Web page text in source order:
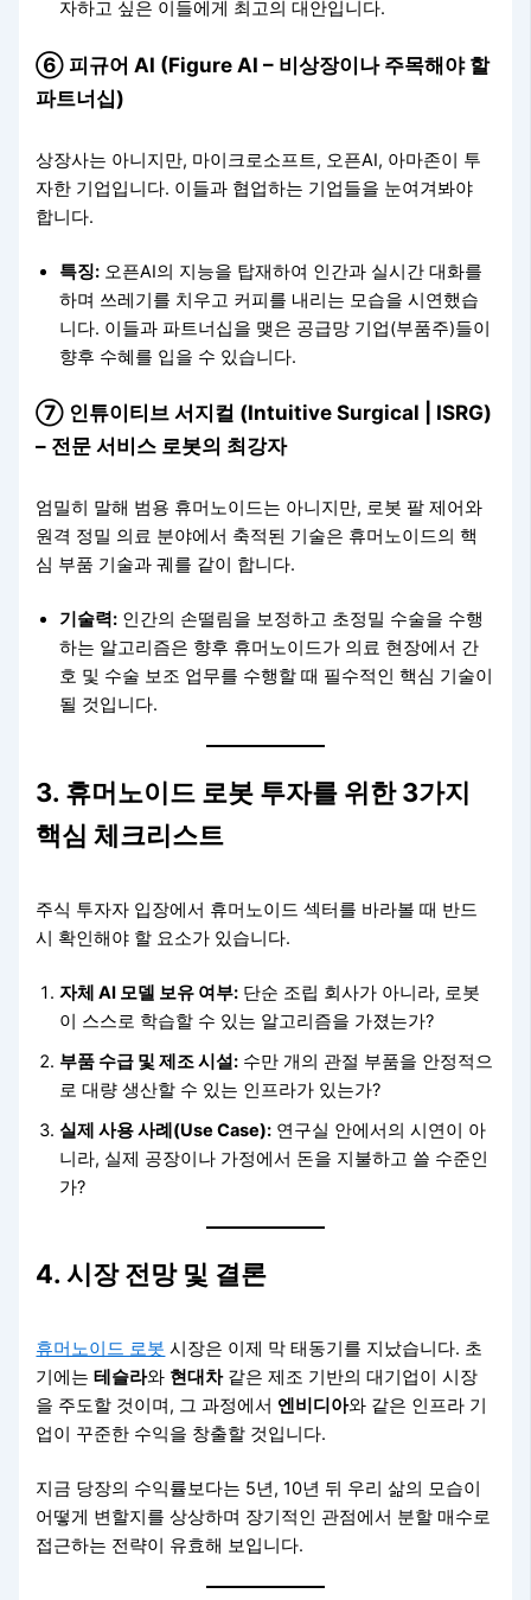
자하고 싶은 이들에게 최고의 대안입니다.
⑥ 피규어 AI (Figure AI – 비상장이나 주목해야 할
파트너십)
상장사는 아니지만, 마이크로소프트, 오픈AI, 아마존이 투
자한 기업입니다. 이들과 협업하는 기업들을 눈여겨봐야
합니다.
특징: 오픈AI의 지능을 탑재하여 인간과 실시간 대화를
하며 쓰레기를 치우고 커피를 내리는 모습을 시연했습
니다. 이들과 파트너십을 맺은 공급망 기업(부품주)들이
향후 수혜를 입을 수 있습니다.
⑦ 인튜이티브 서지컬 (Intuitive Surgical | ISRG)
– 전문 서비스 로봇의 최강자
엄밀히 말해 범용 휴머노이드는 아니지만, 로봇 팔 제어와
원격 정밀 의료 분야에서 축적된 기술은 휴머노이드의 핵
심 부품 기술과 궤를 같이 합니다.
기술력: 인간의 손떨림을 보정하고 초정밀 수술을 수행
하는 알고리즘은 향후 휴머노이드가 의료 현장에서 간
호 및 수술 보조 업무를 수행할 때 필수적인 핵심 기술이
될 것입니다.
3. 휴머노이드 로봇 투자를 위한 3가지
핵심 체크리스트
주식 투자자 입장에서 휴머노이드 섹터를 바라볼 때 반드
시 확인해야 할 요소가 있습니다.
자체 AI 모델 보유 여부: 단순 조립 회사가 아니라, 로봇
이 스스로 학습할 수 있는 알고리즘을 가졌는가?
부품 수급 및 제조 시설: 수만 개의 관절 부품을 안정적으
로 대량 생산할 수 있는 인프라가 있는가?
실제 사용 사례(Use Case): 연구실 안에서의 시연이 아
니라, 실제 공장이나 가정에서 돈을 지불하고 쓸 수준인
가?
4. 시장 전망 및 결론
휴머노이드 로봇 시장은 이제 막 태동기를 지났습니다. 초
기에는테슬라와 현대차같은 제조 기반의 대기업이 시장
을 주도할 것이며, 그 과정에서 엔비디아와 같은 인프라 기
업이 꾸준한 수익을 창출할 것입니다.
지금 당장의 수익률보다는 5년, 10년 뒤 우리 삶의 모습이
어떻게 변할지를 상상하며 장기적인 관점에서 분할 매수로
접근하는 전략이 유효해 보입니다.